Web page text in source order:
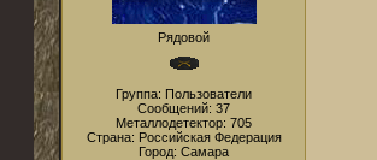
Рядовой
Группа: Пользователи
Сообщений: 37
Металлодетектор: 705
Страна: Российская Федерация
Город: Самара